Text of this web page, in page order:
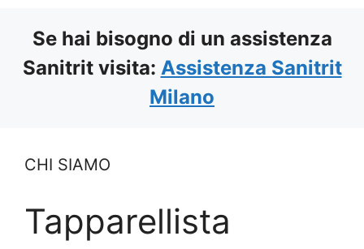
Se hai bisogno di un assistenza
Sanitrit visita: Assistenza Sanitrit
Milano
CHI SIAMO
Tapparellista